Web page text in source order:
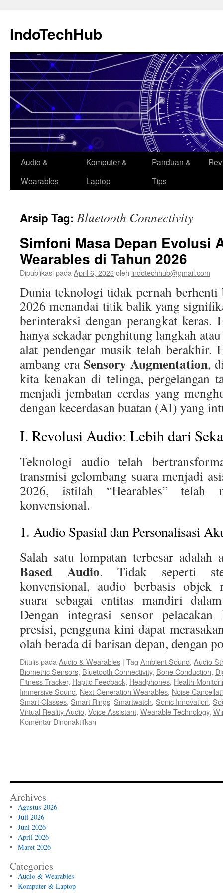
isi
IndoTechHub
Audio &
Wearables
Komputer &
Laptop
Panduan &
Tips
Arsip Tag: Bluetooth Connectivity
Simfoni Masa Depan Evolusi
Wearables di Tahun 2026
Dipublikasi pada April 6, 2026oleh indotechhub@gmail.com
Dunia teknologi tidak pernah berhenti
2026 menandai titik balik yang
berinteraksi dengan perangkat
hanya sekadar penghitung langkah
alat pendengar musik telah
ambang era Sensory Augmentation,
kita kenakan di telinga, pergelangan
menjadi jembatan cerdas yang
dengan kecerdasan buatan (AI) yang
I. Revolusi Audio: Lebih dari
Teknologi audio telah
transmisi gelombang suara menjadi
2026, istilah “Hearables” telah
konvensional.
1. Audio Spasial dan Personalisasi
Salah satu lompatan terbesar adalah
Based Audio. Tidak seperti
konvensional, audio berbasis objek
suara sebagai entitas mandiri
Dengan integrasi sensor pelacakan
presisi, pengguna kini dapat
olah berada di barisan depan, dengan
Ditulis pada Audio & Wearables | Tag Ambient Sound, Audio
Biometric Sensors, Bluetooth Connectivity, Bone Conduction,
Fitness Tracker, Haptic Feedback, Headphones, Health
Immersive Sound, Next Generation Wearables, Noise
Smart Glasses, Smart Rings, Smartwatch, Sonic Innovation,
Virtual Reality Audio, Voice Assistant, Wearable Technology,
Komentar Dinonaktifkan
dan
Archives
Agustus 2026
Juli 2026
Juni 2026
April 2026
Maret 2026
Categories
Audio & Wearables
Komputer & Laptop